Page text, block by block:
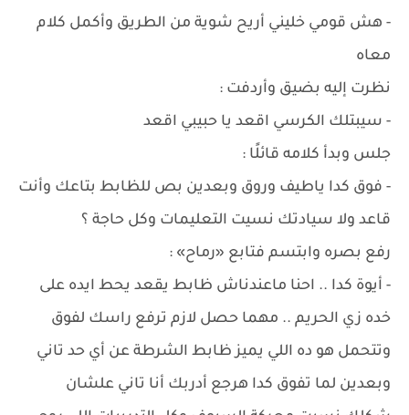
- هش قومي خليني أريح شوية من الطريق وأكمل كلام
معاه
نظرت إليه بضيق وأردفت :
- سيبتلك الكرسي اقعد يا حبيبي اقعد
جلس وبدأ كلامه قائلًا :
- فوق كدا ياطيف وروق وبعدين بص للظابط بتاعك وأنت
قاعد ولا سيادتك نسيت التعليمات وكل حاجة ؟
رفع بصره وابتسم فتابع «رماح» :
- أيوة كدا .. احنا ماعندناش ظابط يقعد يحط ايده على
خده زي الحريم .. مهما حصل لازم ترفع راسك لفوق
وتتحمل هو ده اللي يميز ظابط الشرطة عن أي حد تاني
وبعدين لما تفوق كدا هرجع أدربك أنا تاني علشان